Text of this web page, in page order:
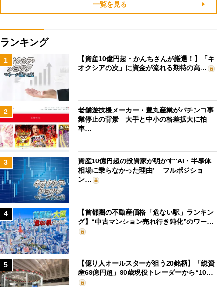
一覧を見る
ランキング
1
【資産10億円超・かんちさんが厳選！】「キ
オクシアの次」に資金が流れる期待の高…
2
老舗遊技機メーカー・豊丸産業がパチンコ事
業停止の背景 大手と中小の格差拡大に拍
車…
3
資産10億円超の投資家が明かす“AI・半導体
相場に乗らなかった理由” フルポジショ
ン…
4
【首都圏の不動産価格「危ない駅」ランキン
グ】“中古マンション売れ行き鈍化”のワー…
5
【億り人オールスターが狙う20銘柄】「総資
産69億円超」90歳現役トレーダーから“10…